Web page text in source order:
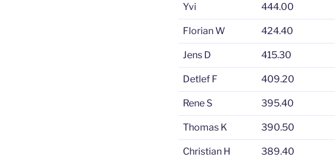
Yvi 444.00
Florian W 424.40
Jens D 415.30
Detlef F 409.20
Rene S 395.40
Thomas K 390.50
Christian H 389.40